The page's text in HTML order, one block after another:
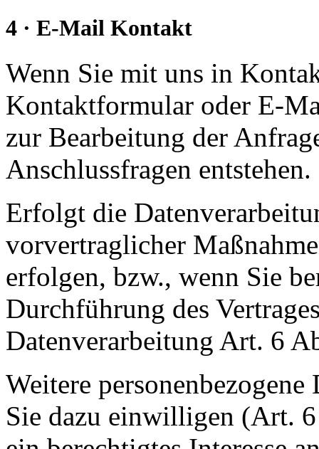
4 · E-Mail Kontakt
Wenn Sie mit uns in
Kontaktformular oder E-
zur Bearbeitung der
Anschlussfragen entstehen.
Erfolgt die
vorvertraglicher
erfolgen, bzw., wenn Sie
Durchführung des
Datenverarbeitung Art. 6
Weitere
Sie dazu einwilligen (Art.